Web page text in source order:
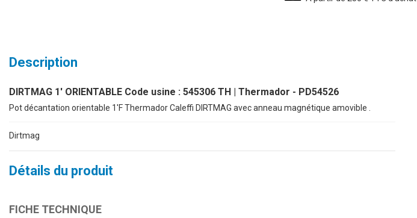
Description
DIRTMAG 1' ORIENTABLE Code usine : 545306 TH | Thermador - PD54526
Pot décantation orientable 1'F Thermador Caleffi DIRTMAG avec anneau magnétique amovible .
Dirtmag
Détails du produit
FICHE TECHNIQUE